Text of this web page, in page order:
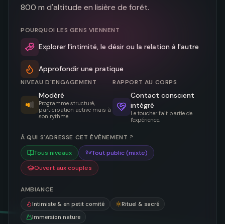
800 m d'altitude en lisière de forêt.
POURQUOI LES GENS VIENNENT
Explorer l'intimité, le désir ou la relation à l'autre
Approfondir une pratique
NIVEAU D'ENGAGEMENT
Modéré
Programme structuré,
participation active mais à
son rythme.
RAPPORT AU CORPS
Contact conscient
intégré
Le toucher fait partie de
l'expérience.
À QUI S'ADRESSE CET ÉVÈNEMENT ?
Tous niveaux
Tout public (mixte)
Ouvert aux couples
AMBIANCE
Intimiste & en petit comité
Rituel & sacré
Immersion nature